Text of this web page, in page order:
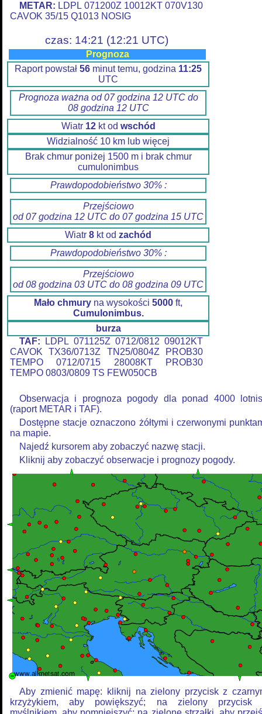
METAR: LDPL 071200Z 10012KT 070V130
CAVOK 35/15 Q1013 NOSIG
czas: 14:21 (12:21 UTC)
Prognoza
Raport powstał 56 minut temu, godzina 11:25
UTC
Prognoza ważna od 07 godzina 12 UTC do
08 godzina 12 UTC
Wiatr 12kt od wschód
Widzialność 10 km lub więcej
Brak chmur poniżej 1500 m i brak chmur
cumulonimbus
Prawdopodobieństwo 30% :
Przejściowo
od 07 godzina 12 UTC do 07 godzina 15 UTC
Wiatr 8 kt od zachód
Prawdopodobieństwo 30% :
Przejściowo
od 08 godzina 03 UTC do 08 godzina 09 UTC
Mało chmury na wysokości 5000 ft,
Cumulonimbus.
burza
TAF: LDPL 071125Z 0712/0812 09012KT
CAVOK TX36/0713Z TN25/0804Z PROB30
TEMPO 0712/0715 28008KT PROB30
TEMPO 0803/0809 TS FEW050CB
Obserwacja i prognoza pogody dla ponad 4000
(raport METAR i TAF).
Dostępne stacje oznaczono żółtymi i czerwonymi
na mapie.
Najedź kursorem aby zobaczyć nazwę stacji.
Kliknij aby zobaczyć obserwacje i prognozy pogody.
Aby zmienić mapę: kliknij na zielony przycisk z
krzyżykiem, aby powiększyć; na zielony przycisk